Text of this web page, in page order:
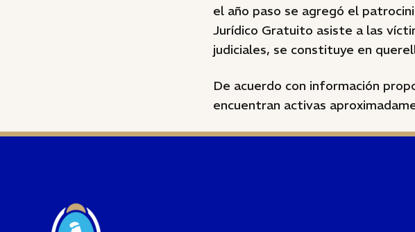
el año paso se agregó el
Jurídico Gratuito asiste a las
judiciales, se constituye en
De acuerdo con información
encuentran activas